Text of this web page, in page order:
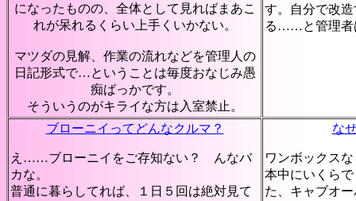
になったものの、全体として見ればまあこ
れが呆れるくらい上手くいかない。
マツダの見解、作業の流れなどを管理人の
日記形式で…ということは毎度おなじみ愚
痴ばっかです。
そういうのがキライな方は入室禁止。
す。自分で改
る……と管理者
ブローニイってどんなクルマ？
え……ブローニイをご存知ない？ んなバ
カな。
普通に暮らしてれば、１日５回は絶対見て
な
ワンボックス
本中にいくら
た、キャブオ